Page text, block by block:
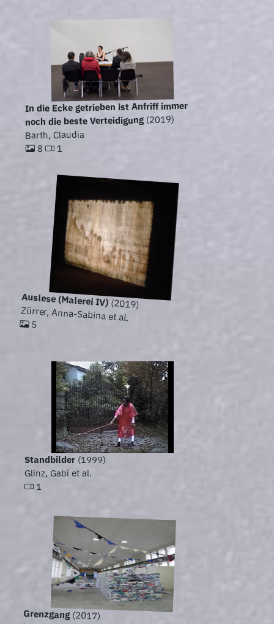
In die Ecke getrieben ist Anfriff immer
noch die beste Verteidigung(2019)
Barth, Claudia
8 1
Auslese (Malerei IV)(2019)
Zürrer, Anna-Sabina et al.
5
Standbilder (1999)
Glinz, Gabi et al.
1
Grenzgang(2017)